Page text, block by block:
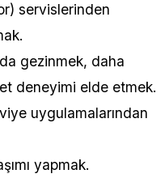
servislerinden
gezinmek, daha
deneyimi elde etmek.
uygulamalarından
yapmak.